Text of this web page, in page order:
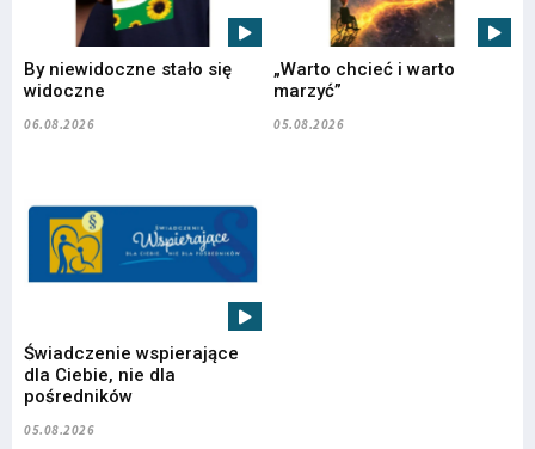
By niewidoczne stało się
widoczne
06.08.2026
„Warto chcieć i warto
marzyć”
05.08.2026
Świadczenie wspierające
dla Ciebie, nie dla
pośredników
05.08.2026